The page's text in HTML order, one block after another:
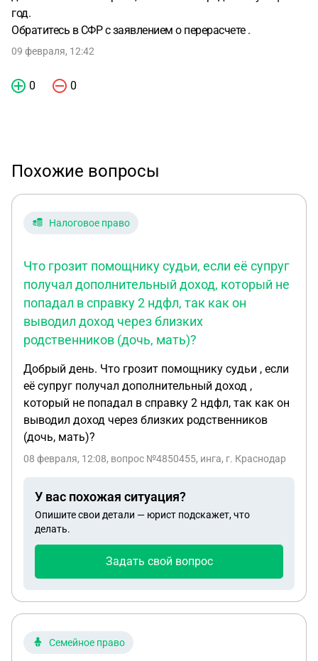
год.
Обратитесь в СФР с заявлением о перерасчете .
09 февраля, 12:42
0 0
Похожие вопросы
Налоговое право
Что грозит помощнику судьи, если её супруг
получал дополнительный доход, который не
попадал в справку 2 ндфл, так как он
выводил доход через близких
родственников (дочь, мать)?
Добрый день. Что грозит помощнику судьи , если
её супруг получал дополнительный доход ,
который не попадал в справку 2 ндфл, так как он
выводил доход через близких родственников
(дочь, мать)?
08 февраля, 12:08, вопрос №4850455, инга, г. Краснодар
У вас похожая ситуация?
Опишите свои детали — юрист подскажет, что
делать.
Задать свой вопрос
Семейное право